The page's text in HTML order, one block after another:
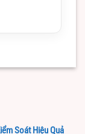
Soát Hiệu Quả